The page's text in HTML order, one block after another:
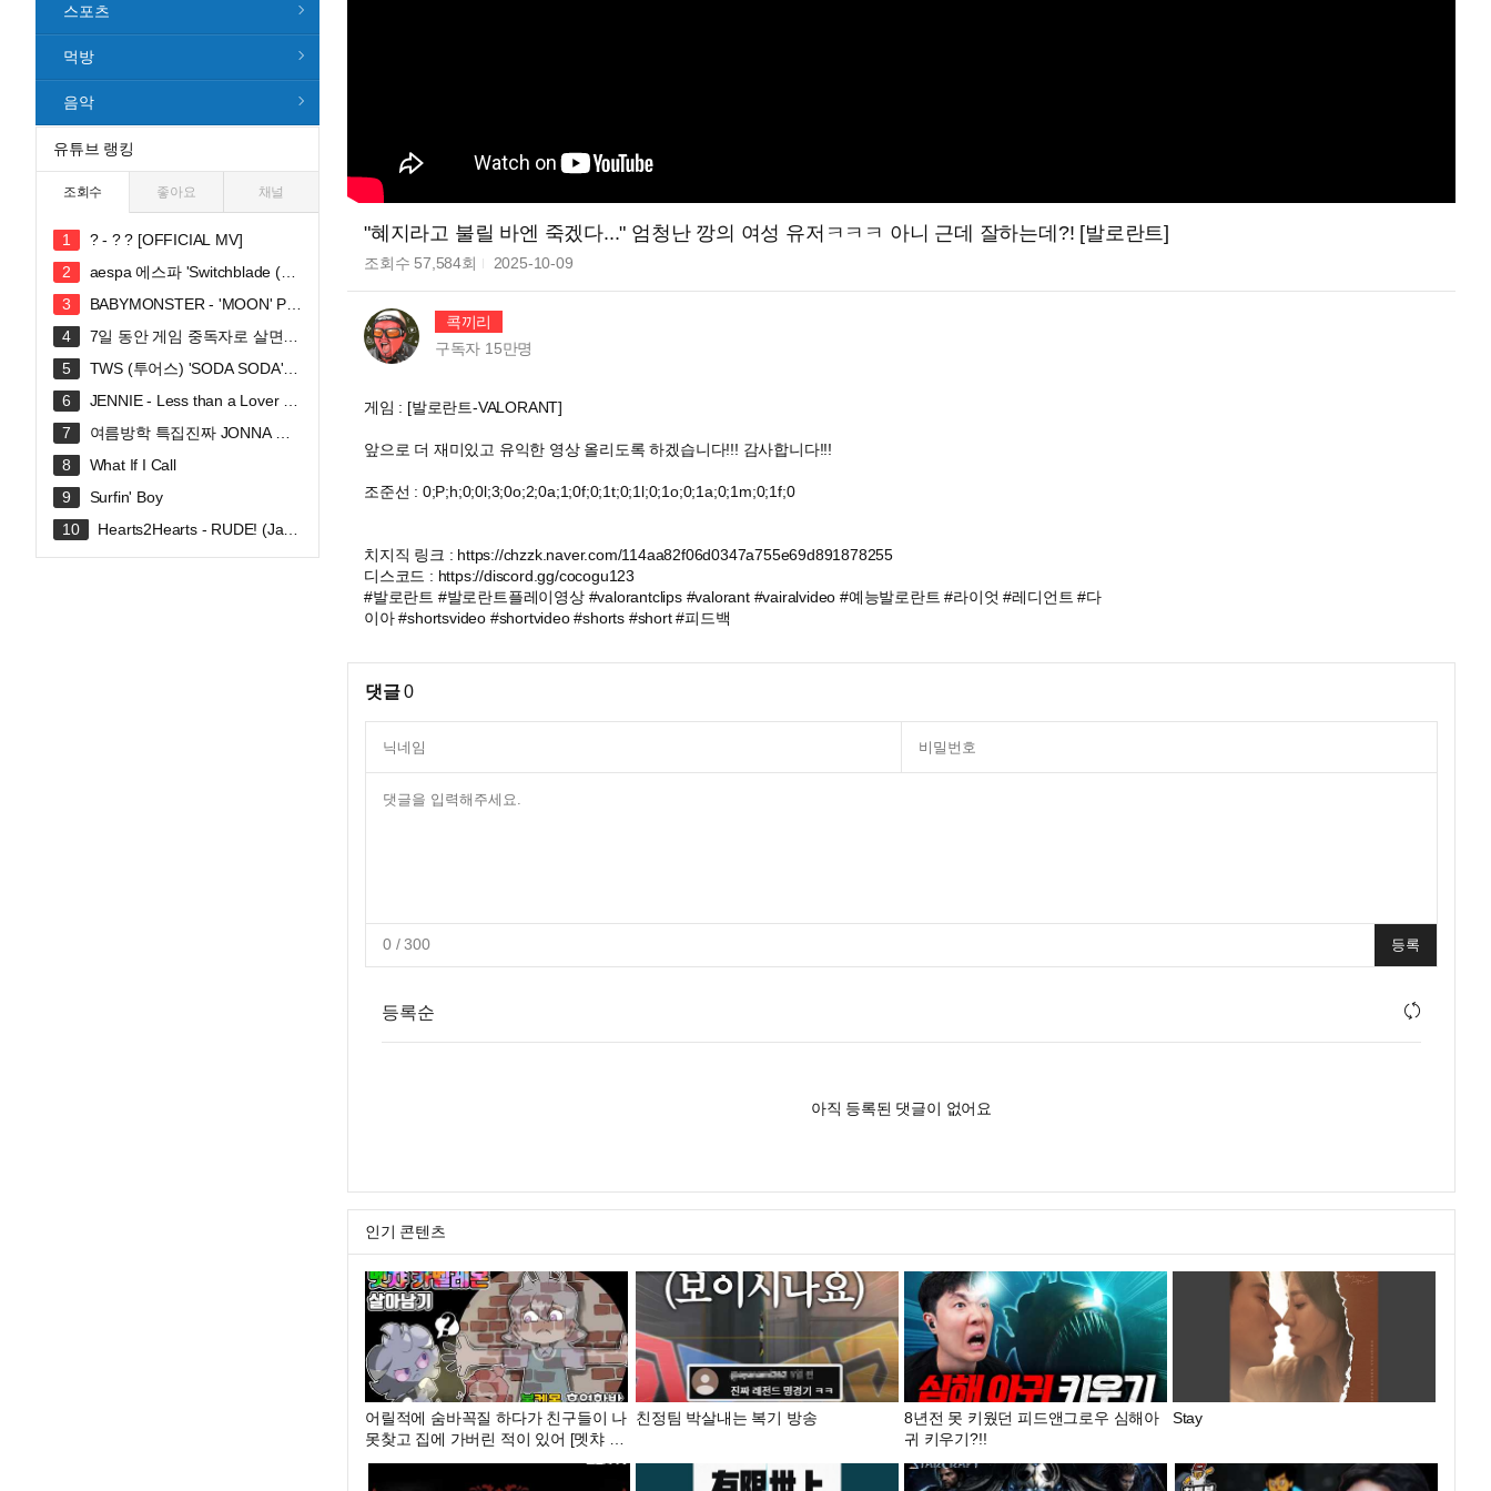
스포츠
먹방
음악
유튜브 랭킹
조회수 좋아요 채널
? - ? ? [OFFICIAL MV]
aespa 에스파 'Switchblade (Fe
at. Ty Dolla $ign)' MV
BABYMONSTER - 'MOON' PE
RFORMANCE VIDEO
7일 동안 게임 중독자로 살면
생기는 일
TWS (투어스) 'SODA SODA' O
fficial MV
JENNIE - Less than a Lover (O
fficial Lyric Video)
여름방학 특집진짜 JONNA 웃
깁니다ㅠㅠㅠ 혜안져스 덕몽어스 완
전체 합방!
What If I Call
Surfin' Boy
Hearts2Hearts - RUDE! (Japa
"혜지라고 불릴 바엔 죽겠다..." 엄청난 깡의 여성 유저ㅋㅋㅋ 아니 근데 잘하는데?! [발로란트]
조회수 57,584회 2025-10-09
콕끼리
구독자 15만명
게임 : [발로란트-VALORANT]
앞으로 더 재미있고 유익한 영상 올리도록 하겠습니다!!! 감사합니다!!!
조준선 : 0;P;h;0;0l;3;0o;2;0a;1;0f;0;1t;0;1l;0;1o;0;1a;0;1m;0;1f;0
치지직 링크 : https://chzzk.naver.com/114aa82f06d0347a755e69d891878255
디스코드 : https://discord.gg/cocogu123
#발로란트 #발로란트플레이영상 #valorantclips #valorant #vairalvideo #예능발로란트 #라이엇 #레디언트 #다
이아 #shortsvideo #shortvideo #shorts #short #피드백
댓글0
0/ 300 등록
등록순
아직 등록된 댓글이 없어요
인기 콘텐츠
어릴적에 숨바꼭질 하다가 친구들이 나
못찾고 집에 가버린 적이 있어 [멧챠 카
멜레온]
친정팀 박살내는 복기 방송
8년전 못 키웠던 피드앤그로우 심해아
귀 키우기?!!
Stay